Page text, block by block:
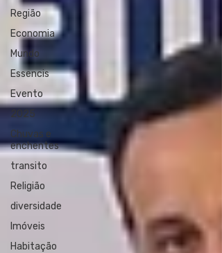
Região
Economia
Mundo
Essencis
Evento
2025
Chuvas e
enchentes
transito
Religião
diversidade
Imóveis
Habitação